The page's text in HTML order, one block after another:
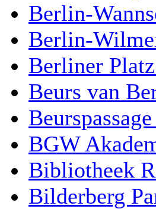
Berlin-
Berlin-
Berliner
Beurs van
BGW
Bibliotheek
Bilderberg